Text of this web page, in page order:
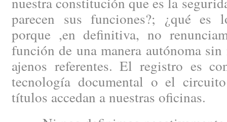
parecen sus funciones?; ¿qué
porque ,en definitiva, no
función de una manera autónoma
ajenos referentes. El registro es
tecnología documental o el
títulos accedan a nuestras oficinas.